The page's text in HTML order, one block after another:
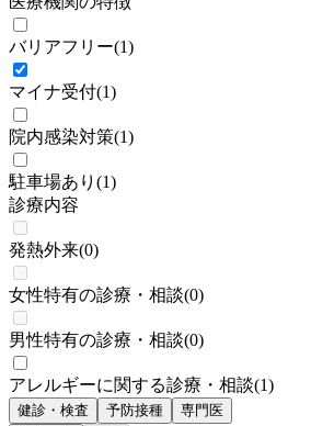
バリアフリー(1)
マイナ受付(1)
院内感染対策(1)
駐車場あり (1)
診療内容
発熱外来(0)
女性特有の診療・相談(0)
男性特有の診療・相談(0)
アレルギーに関する診療・相談(1)
健診・検査 予防接種
専門医